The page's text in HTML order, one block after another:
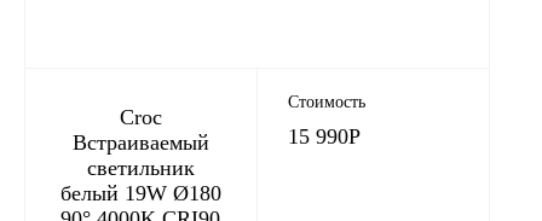
Croc
Встраиваемый
светильник
белый 19W Ø180
Стоимость
15 990Р